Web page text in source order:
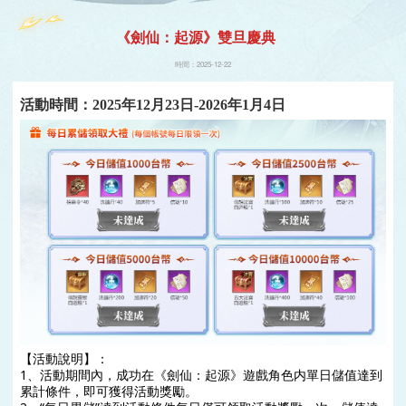
遊戲
《劍仙：起源》雙旦慶典
時間：2025-12-22
活動時間：2025年12月23日-2026年1月4日
1、活動期間內，成功在《劍仙：起源》遊戲角色内單日儲值達到
累計條件，即可獲得活動獎勵。